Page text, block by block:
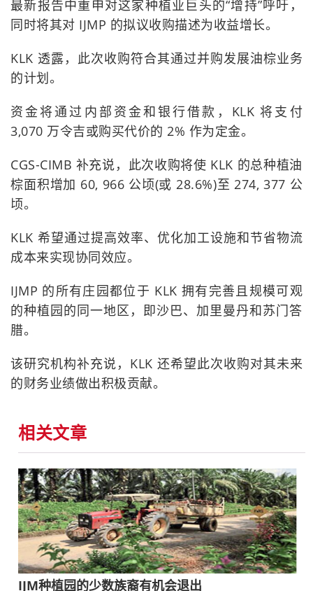
最新报告中重申对这家种植业巨头的“增持”呼吁，
同时将其对 IJMP 的拟议收购描述为收益增长。
KLK 透露，此次收购符合其通过并购发展油棕业务
的计划。
资金将通过内部资金和银行借款，KLK 将支付
3,070 万令吉或购买代价的 2% 作为定金。
CGS-CIMB 补充说，此次收购将使 KLK 的总种植油
棕面积增加 60, 966 公顷(或 28.6%)至 274, 377 公
顷。
KLK 希望通过提高效率、优化加工设施和节省物流
成本来实现协同效应。
IJMP 的所有庄园都位于 KLK 拥有完善且规模可观
的种植园的同一地区，即沙巴、加里曼丹和苏门答
腊。
该研究机构补充说，KLK 还希望此次收购对其未来
的财务业绩做出积极贡献。
相关文章
IJM种植园的少数族裔有机会退出